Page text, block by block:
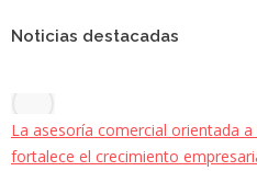
Noticias destacadas
La asesoría comercial orientada
fortalece el crecimiento